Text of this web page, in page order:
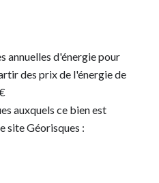
annuelles d'énergie pour
des prix de l'énergie de
auxquels ce bien est
site Géorisques :